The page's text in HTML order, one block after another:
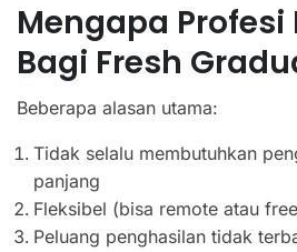
Mengapa
Bagi Fresh
Beberapa alasan utama:
Tidak selalu membutuhkan
panjang
Fleksibel (bisa remote atau
Peluang penghasilan tidak